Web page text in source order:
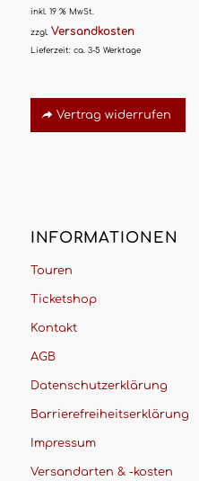
inkl. 19 % MwSt.
zzgl. Versandkosten
Lieferzeit: ca. 3-5 Werktage
Vertrag widerrufen
INFORMATIONEN
Touren
Ticketshop
Kontakt
AGB
Datenschutzerklärung
Barrierefreiheitserklärung
Impressum
Versandarten & -kosten